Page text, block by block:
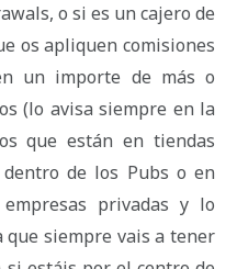
o si es un cajero de
os apliquen comisiones
un importe de más o
(lo avisa siempre en la
que están en tiendas
de los Pubs o en
privadas y lo
que siempre vais a tener